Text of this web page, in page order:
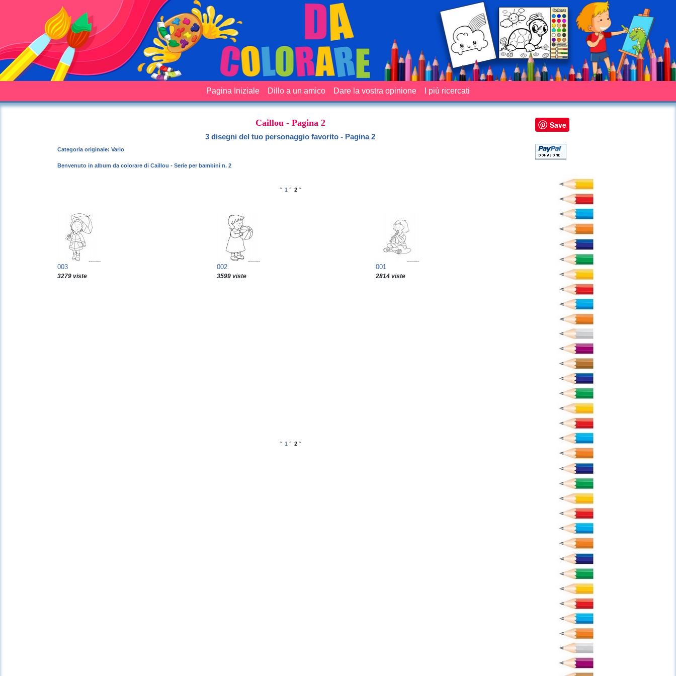
Pagina Iniziale Dillo a un amico Dare la vostra opinione I più ricercati
Caillou - Pagina 2
3 disegni del tuo personaggio favorito - Pagina 2
Categoria originale: Vario
Benvenuto in album da colorare di Caillou - Serie per bambini n. 2
° 1 ° 2 °
003
3279 viste
002
3599 viste
001
2814 viste
° 1 ° 2 °
Save